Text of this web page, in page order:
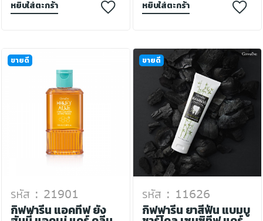
หยิบใส่ตะกร้า หยิบใส่ตะกร้า
ขายดี
รหัส : 21901
กิฟฟารีน แอคทีฟ ยัง
ขายดี
รหัส : 11626
กิฟฟารีน ยาสีฟัน แบมบู